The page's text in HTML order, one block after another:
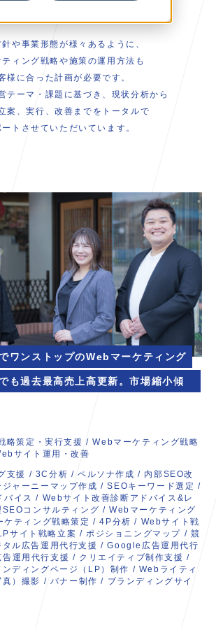
や事業形態が様々あるように、
ティング戦略や施策の運用方法も
様に合った計画が必要です。
テーマ・課題に基づき、現状分析から
案、実行、改善までをトータルで
ートさせていただいています。
ワンストップのWebマーケティング
も過去最高売上高更新。市場縮小傾向
略策定・実行支援 /Webマーケティング戦略
サイト運用・改善
支援 / 3C分析 /ペルソナ作成 / 内部SEO改
ジャーニーマップ作成 /SEOキーワード選定 /
バイス / Webサイト改善診断アドバイス&レ
SEOコンサルティング /Webマーケティング
ケティング戦略策定 /4P分析 / Webサイト戦
サイト戦略立案 /ポジショニングマップ / 競
タル広告運用代行支援 /Google広告運用代行
運用代行支援 / クリエイティブ制作支援 /
ンディングページ（LP）制作 / Webライティ
）撮影 / バナー制作 / ブランディングサイ